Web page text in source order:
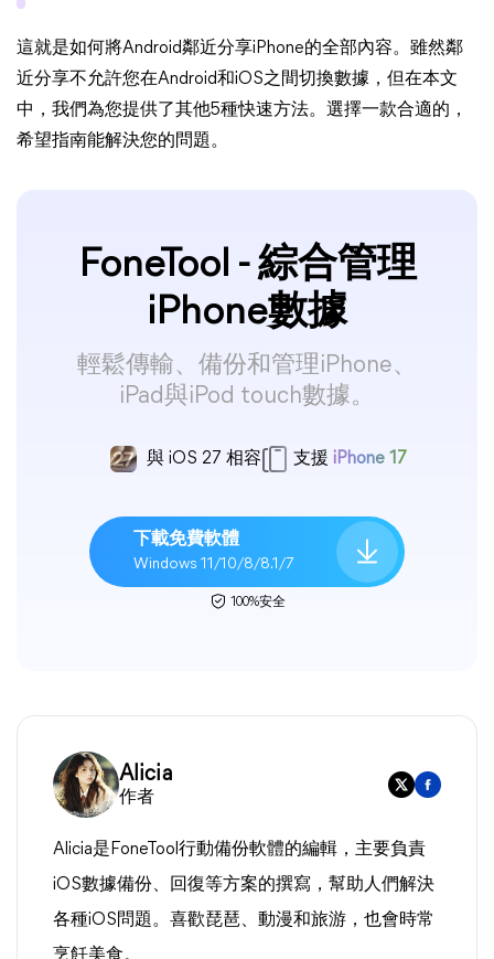
這就是如何將Android鄰近分享iPhone的全部內容。雖然鄰
近分享不允許您在Android和iOS之間切換數據，但在本文
中，我們為您提供了其他5種快速方法。選擇一款合適的，
希望指南能解決您的問題。
FoneTool - 綜合管理
iPhone數據
輕鬆傳輸、備份和管理iPhone、
iPad與iPod touch數據。
與 iOS 27 相容 支援 iPhone 17
下載免費軟體
Windows 11/10/8/8.1/7
100%安全
Alicia
作者
Alicia是FoneTool行動備份軟體的編輯，主要負責
iOS數據備份、回復等方案的撰寫，幫助人們解決
各種iOS問題。喜歡琵琶、動漫和旅游，也會時常